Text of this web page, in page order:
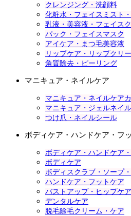
クレンジング・洗顔料
化粧水・フェイスミスト
乳液・美容液・フェイス
パック・フェイスマスク
アイケア・まつ毛美容液
リップケア・リップクリ
角質除去・ピーリング
マニキュア・ネイルケア
マニキュア・ネイルケア
マニキュア・ジェルネイル
つけ爪・ネイルシール
ボディケア・ハンドケア・フ
ボディケア・ハンドケア
ボディケア
ボディスクラブ・ソープ
ハンドケア・フットケア
バストアップ・ヒップケア
デンタルケア
脱毛除毛クリーム・ケア